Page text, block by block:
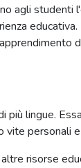
agli studenti
educativa.
più lingue.
vite personali
risorse